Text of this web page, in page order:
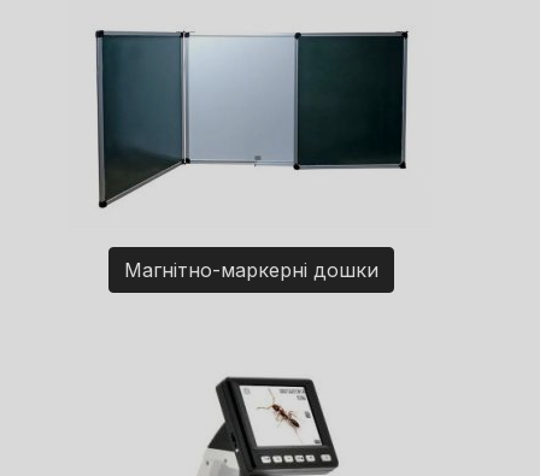
Магнітно-маркерні дошки